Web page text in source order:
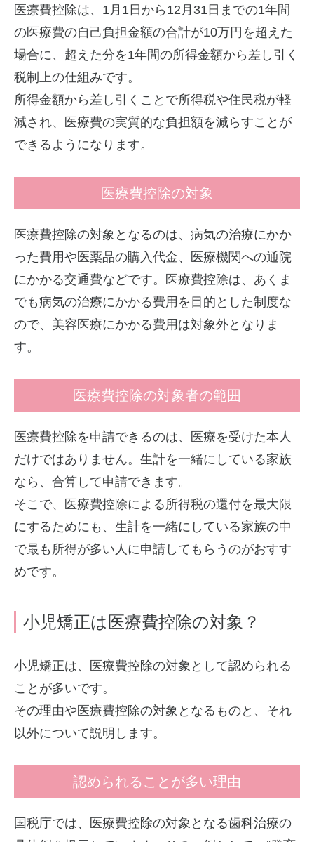
医療費控除は、1月1日から12月31日までの1年間
の医療費の自己負担金額の合計が10万円を超えた
場合に、超えた分を1年間の所得金額から差し引く
税制上の仕組みです。
所得金額から差し引くことで所得税や住民税が軽
減され、医療費の実質的な負担額を減らすことが
できるようになります。
医療費控除の対象
医療費控除の対象となるのは、病気の治療にかか
った費用や医薬品の購入代金、医療機関への通院
にかかる交通費などです。医療費控除は、あくま
でも病気の治療にかかる費用を目的とした制度な
ので、美容医療にかかる費用は対象外となりま
す。
医療費控除の対象者の範囲
医療費控除を申請できるのは、医療を受けた本人
だけではありません。生計を一緒にしている家族
なら、合算して申請できます。
そこで、医療費控除による所得税の還付を最大限
にするためにも、生計を一緒にしている家族の中
で最も所得が多い人に申請してもらうのがおすす
めです。
小児矯正は医療費控除の対象？
小児矯正は、医療費控除の対象として認められる
ことが多いです。
その理由や医療費控除の対象となるものと、それ
以外について説明します。
認められることが多い理由
国税庁では、医療費控除の対象となる歯科治療の